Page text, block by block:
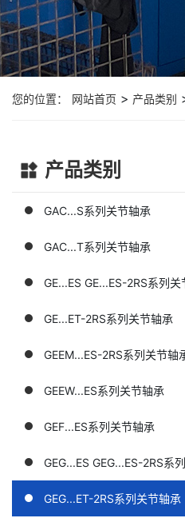
您的位置： 网站首页 > 产品类别
产品类别
GAC...S系列关节轴承
GAC...T系列关节轴承
GE...ES GE...ES-2RS系列关
GE...ET-2RS系列关节轴承
GEEM...ES-2RS系列关节轴
GEEW...ES系列关节轴承
GEF...ES系列关节轴承
GEG...ES GEG...ES-2RS系
GEG...ET-2RS系列关节轴承